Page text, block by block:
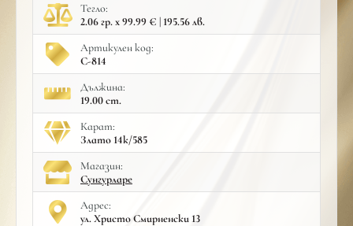
Тегло:
2.06 гр. x 99.99 € | 195.56 лв.
Артикулен код:
С-814
Дължина:
19.00 cm.
Карат:
Злато 14к/585
Mагазин:
Сунгурларе
Адрес:
ул. Христо Смирненски 13